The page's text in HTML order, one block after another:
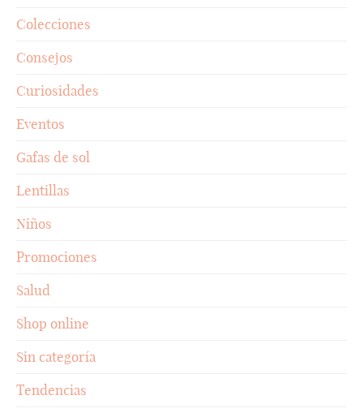
Colecciones
Consejos
Curiosidades
Eventos
Gafas de sol
Lentillas
Niños
Promociones
Salud
Shop online
Sin categoría
Tendencias